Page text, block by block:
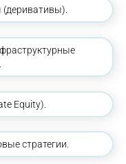
Equity).
стратегии.